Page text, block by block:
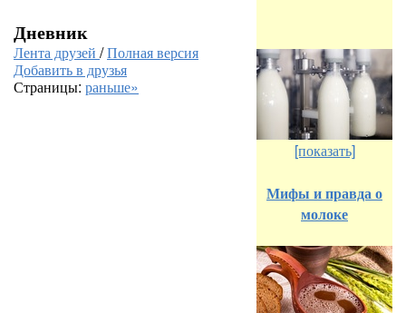
[показать]
Мифы и правда о
молоке
Дневник
Лента друзей /Полная версия
Добавить в друзья
Страницы: раньше»